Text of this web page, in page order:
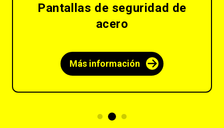
Pantallas de seguridad de
acero
Más información